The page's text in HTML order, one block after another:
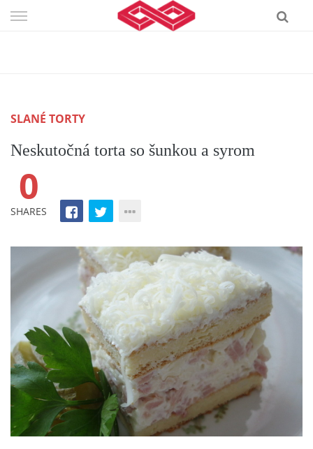
Skip
SLANÉ TORTY
Neskutočná torta so šunkou a syrom
0
SHARES